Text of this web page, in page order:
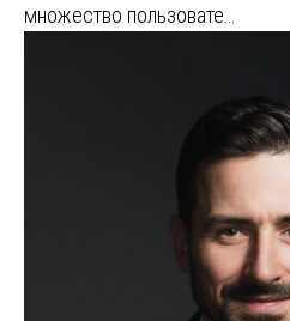
множество пользовате…